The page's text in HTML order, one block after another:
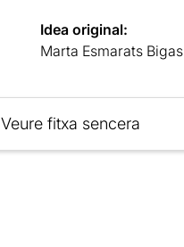
Idea original:
Marta Esmarats Bigas
Veure fitxa sencera